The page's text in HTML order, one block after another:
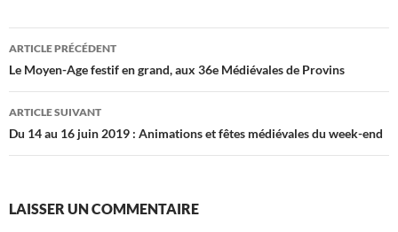
Navigation
des
articles
ARTICLE PRÉCÉDENT
Le Moyen-Age festif en grand, aux 36e Médiévales de Provins
ARTICLE SUIVANT
Du 14 au 16 juin 2019 : Animations et fêtes médiévales du week-end
LAISSER UN COMMENTAIRE